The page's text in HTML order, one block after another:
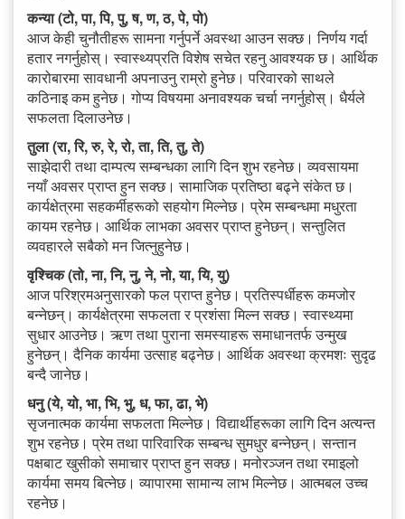
कन्या (टो, पा, पि, पु, ष, ण, ठ, पे, पो)
आज केही चुनौतीहरू सामना गर्नुपर्ने अवस्था आउन सक्छ। निर्णय गर्दा
हतार नगर्नुहोस्। स्वास्थ्यप्रति विशेष सचेत रहनु आवश्यक छ। आर्थिक
कारोबारमा सावधानी अपनाउनु राम्रो हुनेछ। परिवारको साथले
कठिनाइ कम हुनेछ। गोप्य विषयमा अनावश्यक चर्चा नगर्नुहोस्। धैर्यले
सफलता दिलाउनेछ।
तुला (रा, रि, रु, रे, रो, ता, ति, तु, ते)
साझेदारी तथा दाम्पत्य सम्बन्धका लागि दिन शुभ रहनेछ। व्यवसायमा
नयाँ अवसर प्राप्त हुन सक्छ। सामाजिक प्रतिष्ठा बढ्ने संकेत छ।
कार्यक्षेत्रमा सहकर्मीहरूको सहयोग मिल्नेछ। प्रेम सम्बन्धमा मधुरता
कायम रहनेछ। आर्थिक लाभका अवसर प्राप्त हुनेछन्। सन्तुलित
व्यवहारले सबैको मन जित्नुहुनेछ।
वृश्चिक (तो, ना, नि, नु, ने, नो, या, यि, यु)
आज परिश्रमअनुसारको फल प्राप्त हुनेछ। प्रतिस्पर्धीहरू कमजोर
बन्नेछन्। कार्यक्षेत्रमा सफलता र प्रशंसा मिल्न सक्छ। स्वास्थ्यमा
सुधार आउनेछ। ऋण तथा पुराना समस्याहरू समाधानतर्फ उन्मुख
हुनेछन्। दैनिक कार्यमा उत्साह बढ्नेछ। आर्थिक अवस्था क्रमशः सुदृढ
बन्दै जानेछ।
धनु (ये, यो, भा, भि, भु, ध, फा, ढा, भे)
सृजनात्मक कार्यमा सफलता मिल्नेछ। विद्यार्थीहरूका लागि दिन अत्यन्त
शुभ रहनेछ। प्रेम तथा पारिवारिक सम्बन्ध सुमधुर बन्नेछन्। सन्तान
पक्षबाट खुसीको समाचार प्राप्त हुन सक्छ। मनोरञ्जन तथा रमाइलो
कार्यमा समय बित्नेछ। व्यापारमा सामान्य लाभ मिल्नेछ। आत्मबल उच्च
रहनेछ।